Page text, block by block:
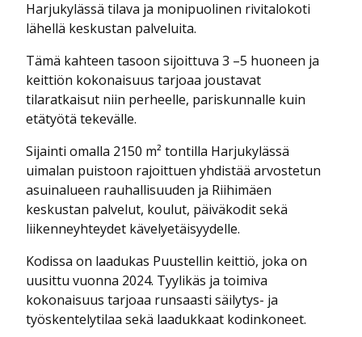
Harjukylässä tilava ja monipuolinen rivitalokoti
lähellä keskustan palveluita.
Tämä kahteen tasoon sijoittuva 3 –5 huoneen ja
keittiön kokonaisuus tarjoaa joustavat
tilaratkaisut niin perheelle, pariskunnalle kuin
etätyötä tekevälle.
Sijainti omalla 2150 m² tontilla Harjukylässä
uimalan puistoon rajoittuen yhdistää arvostetun
asuinalueen rauhallisuuden ja Riihimäen
keskustan palvelut, koulut, päiväkodit sekä
liikenneyhteydet kävelyetäisyydelle.
Kodissa on laadukas Puustellin keittiö, joka on
uusittu vuonna 2024. Tyylikäs ja toimiva
kokonaisuus tarjoaa runsaasti säilytys- ja
työskentelytilaa sekä laadukkaat kodinkoneet.